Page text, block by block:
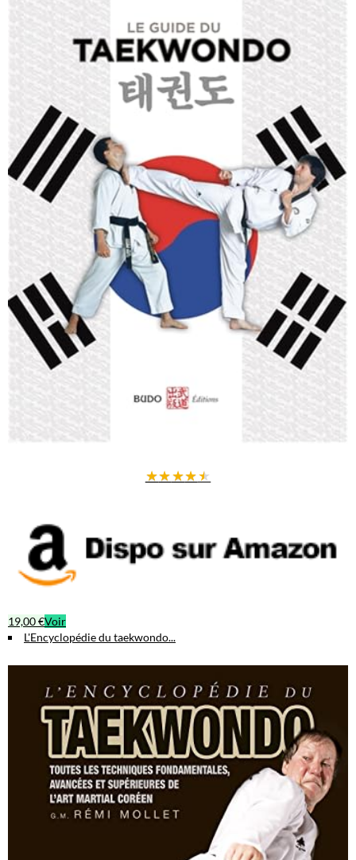
★★★★★
19,00 €Voir
L'Encyclopédie du taekwondo...